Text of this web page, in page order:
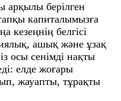
арқылы берілген
капиталымызға
кезеңнің белгісі
ашық және ұзақ
осы сенімді нақты
елде жоғары
жауапты, тұрақты